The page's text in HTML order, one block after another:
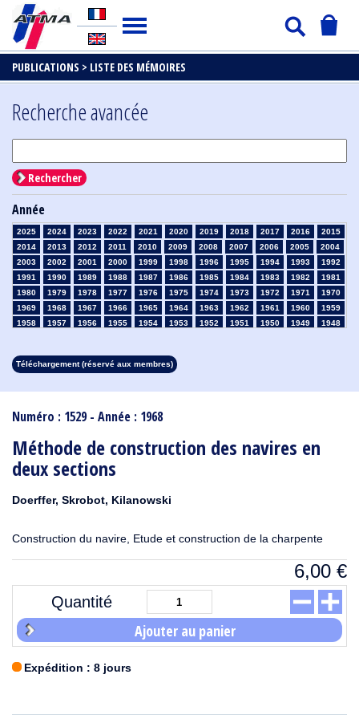
PUBLICATIONS > LISTE DES MÉMOIRES
Numéro : 1529 - Année : 1968
Méthode de construction des navires en
deux sections
Doerffer, Skrobot, Kilanowski
Construction du navire, Etude et construction de la charpente
6,00 €
Quantité
Ajouter au panier
Expédition : 8 jours
Recherche avancée
Rechercher
Année
2025 2024 2023 2022 2021 2020 2019 2018 2017 2016
2015
2014
2013 2012 2011 2010 2009 2008 2007 2006 2005
2004
2003
2002 2001 2000 1999 1998 1996 1995 1994 1993
1992
1991
1990 1989 1988 1987 1986 1985 1984 1983 1982
1981
1980
1979 1978 1977 1976 1975 1974 1973 1972 1971
1970
1969
1968 1967 1966 1965 1964 1963 1962 1961 1960
1959
1958
1957 1956 1955 1954 1953 1952 1951 1950 1949
1948
1913
1912 1911 1910 1909 1908
Téléchargement (réservé aux membres)